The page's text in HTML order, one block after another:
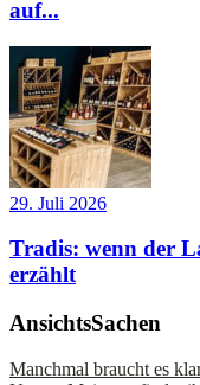
auf...
29. Juli 2026
Tradis: wenn der
erzählt
AnsichtsSachen
Manchmal braucht es